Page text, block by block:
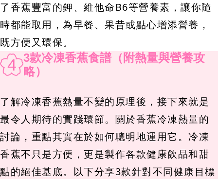
了香蕉豐富的鉀、維他命B6等營養素，讓你隨
時都能取用，為早餐、果昔或點心增添營養，
既方便又環保。
4 3款冷凍香蕉食譜（附熱量與營養攻
略）
了解冷凍香蕉熱量不變的原理後，接下來就是
最令人期待的實踐環節。關於香蕉冷凍熱量的
討論，重點其實在於如何聰明地運用它。冷凍
香蕉不只是方便，更是製作各款健康飲品和甜
點的絕佳基底。以下分享3款針對不同健康目標